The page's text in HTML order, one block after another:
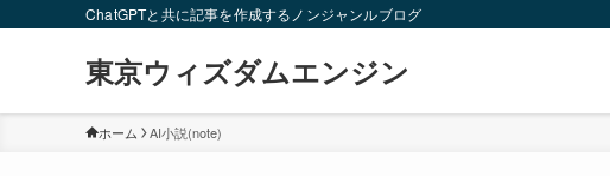
ChatGPTと共に記事を作成するノンジャンルブログ
東京ウィズダムエンジン
ホーム AI小説(note)